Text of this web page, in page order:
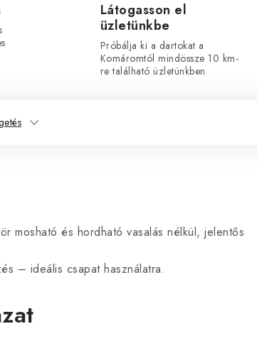
Látogasson el
üzletünkbe
Próbálja ki a dartokat a
Komáromtól mindössze 10 km-
re található üzletünkben
mosható és hordható vasalás nélkül, jelentős
– ideális csapat használatra.